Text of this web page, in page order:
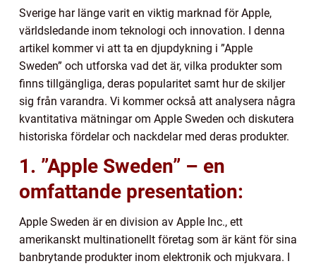
Sverige har länge varit en viktig marknad för Apple,
världsledande inom teknologi och innovation. I denna
artikel kommer vi att ta en djupdykning i ”Apple
Sweden” och utforska vad det är, vilka produkter som
finns tillgängliga, deras popularitet samt hur de skiljer
sig från varandra. Vi kommer också att analysera några
kvantitativa mätningar om Apple Sweden och diskutera
historiska fördelar och nackdelar med deras produkter.
1. ”Apple Sweden” – en
omfattande presentation:
Apple Sweden är en division av Apple Inc., ett
amerikanskt multinationellt företag som är känt för sina
banbrytande produkter inom elektronik och mjukvara. I